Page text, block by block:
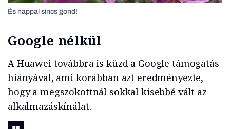
És nappal sincs gond!
Google nélkül
A Huawei továbbra is küzd a Google támogatás
hiányával, ami korábban azt eredményezte,
hogy a megszokottnál sokkal kisebbé vált az
alkalmazáskínálat.